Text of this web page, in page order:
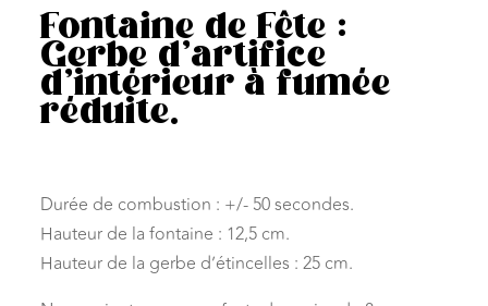
Fontaine de Fête :
Gerbe d’artifice
d’intérieur à fumée
réduite.
Durée de combustion : +/- 50 secondes.
Hauteur de la fontaine : 12,5 cm.
Hauteur de la gerbe d’étincelles : 25 cm.